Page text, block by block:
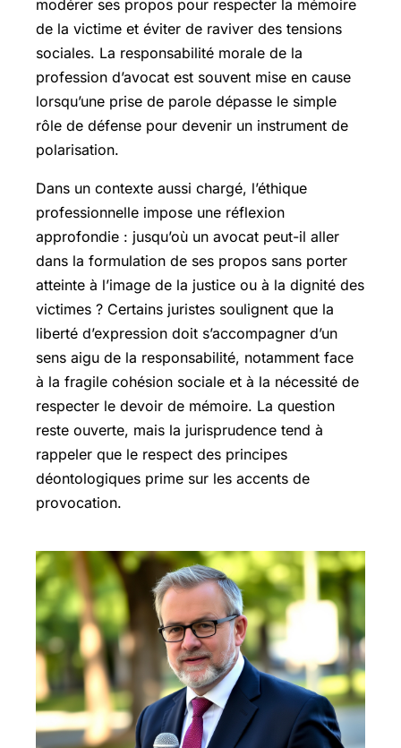
modérer ses propos pour respecter la mémoire
de la victime et éviter de raviver des tensions
sociales. La responsabilité morale de la
profession d’avocat est souvent mise en cause
lorsqu’une prise de parole dépasse le simple
rôle de défense pour devenir un instrument de
polarisation.
Dans un contexte aussi chargé, l’éthique
professionnelle impose une réflexion
approfondie : jusqu’où un avocat peut-il aller
dans la formulation de ses propos sans porter
atteinte à l’image de la justice ou à la dignité des
victimes ? Certains juristes soulignent que la
liberté d’expression doit s’accompagner d’un
sens aigu de la responsabilité, notamment face
à la fragile cohésion sociale et à la nécessité de
respecter le devoir de mémoire. La question
reste ouverte, mais la jurisprudence tend à
rappeler que le respect des principes
déontologiques prime sur les accents de
provocation.